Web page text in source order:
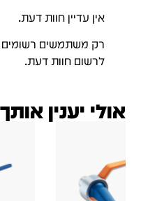
אין עדיין חוות דעת.
רק משתמשים רשומים
לרשום חוות דעת.
אולי יענין